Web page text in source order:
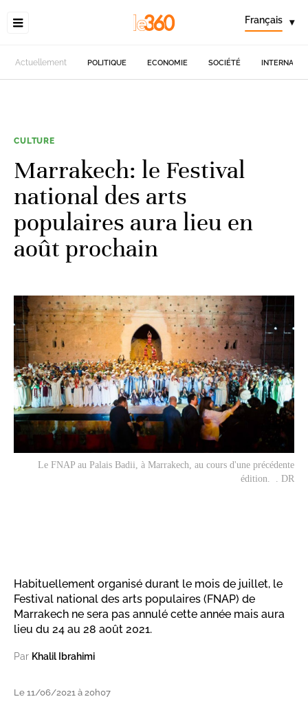
Français ▾
Actuellement POLITIQUE ECONOMIE SOCIÉTÉ
CULTURE
Marrakech: le Festival
national des arts
populaires aura lieu en
août prochain
Le FNAP au Palais Badii, à Marrakech, au cours d'une précédente
édition. . DR
Habituellement organisé durant le mois de juillet, le
Festival national des arts populaires (FNAP) de
Marrakech ne sera pas annulé cette année mais aura
lieu du 24 au 28 août 2021.
Par Khalil Ibrahimi
Le 11/06/2021 à 20h07